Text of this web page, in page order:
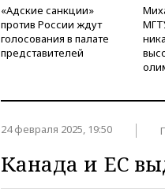
«Адские санкции»
против России ждут
голосования в палате
представителей
24 февраля 2025, 19:50
Канада и ЕС